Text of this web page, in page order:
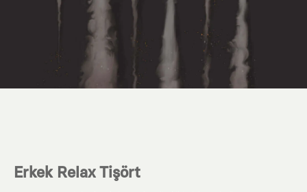
Erkek Relax Tişört